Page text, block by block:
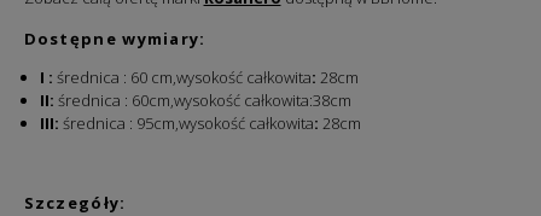
Dostępne wymiary:
I : średnica : 60 cm,wysokość całkowita: 28cm
II: średnica : 60cm,wysokość całkowita:38cm
III: średnica : 95cm,wysokość całkowita: 28cm
Szczegóły: